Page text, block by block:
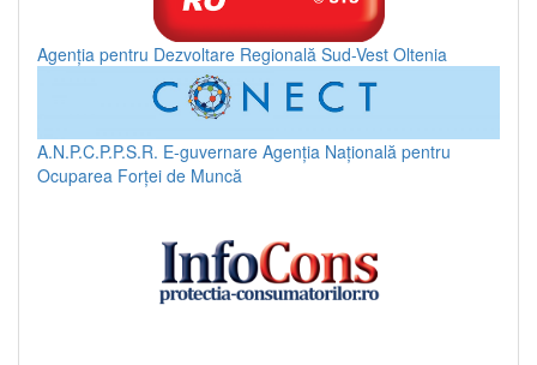
Agenția pentru Dezvoltare Regională Sud-Vest Oltenia
A.N.P.C.P.P.S.R. E-guvernare Agenția Națională pentru
Ocuparea Forței de Muncă